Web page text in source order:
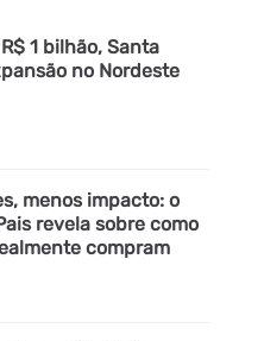
1 bilhão, Santa
no Nordeste
menos impacto: o
revela sobre como
compram